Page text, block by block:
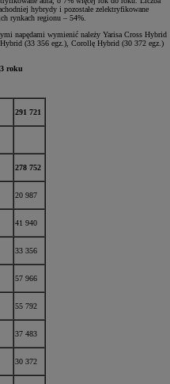
hybrydy i pozostałe zelektryfikowane
rynkach regionu – 54%.
napędami wymienić należy Yarisa Cross Hybrid
(33 356 egz.), Corollę Hybrid (30 372 egz.)
roku
291 721
278 752
20 987
41 940
33 356
57 966
55 792
37 483
30 372